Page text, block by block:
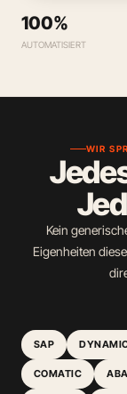
100%
AUTOMATISIERT
WIR
Kein
Eigenheiten
SAP
COMATIC